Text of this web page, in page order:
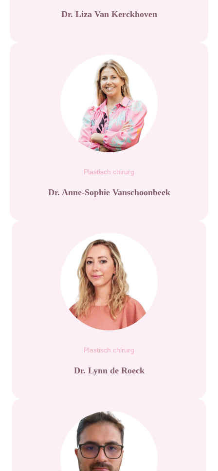
Dr. Liza Van Kerckhoven
Plastisch chirurg
Dr. Anne-Sophie Vanschoonbeek
Plastisch chirurg
Dr. Lynn de Roeck